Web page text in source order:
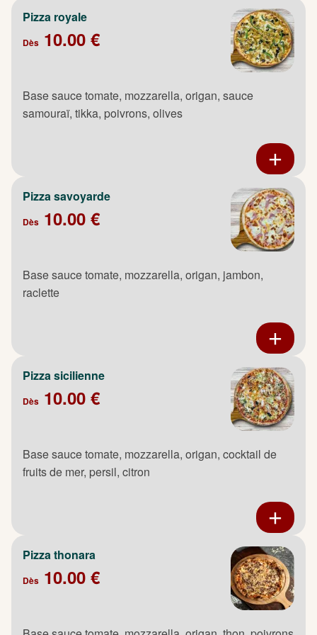
Pizza royale
Dès 10.00 €
Base sauce tomate, mozzarella, origan, sauce
samouraï, tikka, poivrons, olives
Pizza savoyarde
Dès 10.00 €
Base sauce tomate, mozzarella, origan, jambon,
raclette
Pizza sicilienne
Dès 10.00 €
Base sauce tomate, mozzarella, origan, cocktail de
fruits de mer, persil, citron
Pizza thonara
Dès 10.00 €